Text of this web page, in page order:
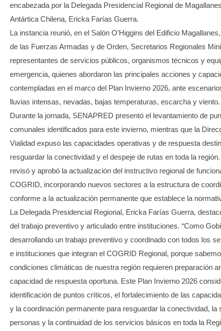
encabezada por la Delegada Presidencial Regional de
Antártica Chilena, Ericka Farías Guerra.
La instancia reunió, en el Salón O’Higgins del Edificio
de las Fuerzas Armadas y de Orden, Secretarios Regionales
representantes de servicios públicos, organismos técnicos y
emergencia, quienes abordaron las principales acciones y
contempladas en el marco del Plan Invierno 2026, ante
lluvias intensas, nevadas, bajas temperaturas, escarcha y viento.
Durante la jornada, SENAPRED presentó el levantamiento de
comunales identificados para este invierno, mientras que la
Vialidad expuso las capacidades operativas y de respuesta
resguardar la conectividad y el despeje de rutas en toda la
revisó y aprobó la actualización del instructivo regional de
COGRID, incorporando nuevos sectores a la estructura de
conforme a la actualización permanente que establece la
La Delegada Presidencial Regional, Ericka Farías Guerra,
del trabajo preventivo y articulado entre instituciones. “Como
desarrollando un trabajo preventivo y coordinado con todos los
e instituciones que integran el COGRID Regional, porque
condiciones climáticas de nuestra región requieren preparación
capacidad de respuesta oportuna. Este Plan Invierno 2026
identificación de puntos críticos, el fortalecimiento de las
y la coordinación permanente para resguardar la conectividad, la
personas y la continuidad de los servicios básicos en toda la